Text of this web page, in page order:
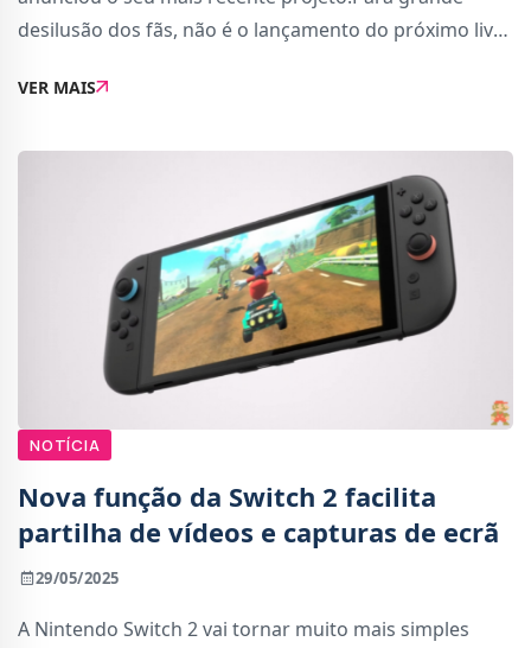
desilusão dos fãs, não é o lançamento do próximo livro
Martin está a produzir uma adapta
VER MAIS
NOTÍCIA
Nova função da Switch 2 facilita
partilha de vídeos e capturas de ecrã
29/05/2025
A Nintendo Switch 2 vai tornar muito mais simples